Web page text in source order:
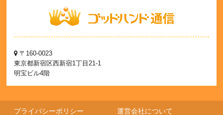
〒160-0023
東京都新宿区西新宿1丁目21-1
明宝ビル4階
プライバシーポリシー 運営会社について